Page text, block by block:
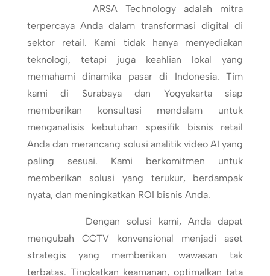
ARSA Technology adalah mitra
terpercaya Anda dalam transformasi digital di
sektor retail. Kami tidak hanya menyediakan
teknologi, tetapi juga keahlian lokal yang
memahami dinamika pasar di Indonesia. Tim
kami di Surabaya dan Yogyakarta siap
memberikan konsultasi mendalam untuk
menganalisis kebutuhan spesifik bisnis retail
Anda dan merancang solusi analitik video AI yang
paling sesuai. Kami berkomitmen untuk
memberikan solusi yang terukur, berdampak
nyata, dan meningkatkan ROI bisnis Anda.
Dengan solusi kami, Anda dapat
mengubah CCTV konvensional menjadi aset
strategis yang memberikan wawasan tak
terbatas. Tingkatkan keamanan, optimalkan tata